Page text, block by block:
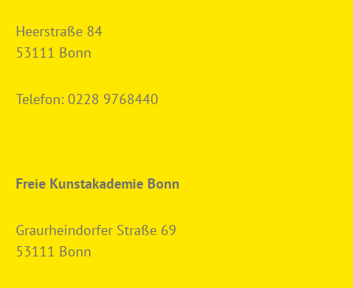
Heerstraße 84
53111 Bonn
Telefon: 0228 9768440
Freie Kunstakademie Bonn
Graurheindorfer Straße 69
53111 Bonn